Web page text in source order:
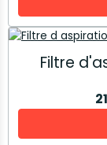
Filtre